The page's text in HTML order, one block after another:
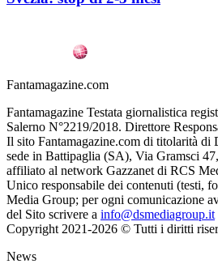
Fantamagazine.com
Fantamagazine Testata giornalistica
Salerno N°2219/2018. Direttore
Il sito Fantamagazine.com di titolarità di
sede in Battipaglia (SA), Via Gramsci
affiliato al network Gazzanet di RCS
Unico responsabile dei contenuti (testi,
Media Group; per ogni comunicazione
del Sito scrivere a info@dsmediagroup.it
Copyright 2021-2026 © Tutti i diritti
News